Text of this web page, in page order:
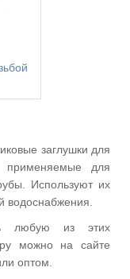
заглушки для
применяемые для
Используют их
водоснабжения.
любую из этих
можно на сайте
оптом.